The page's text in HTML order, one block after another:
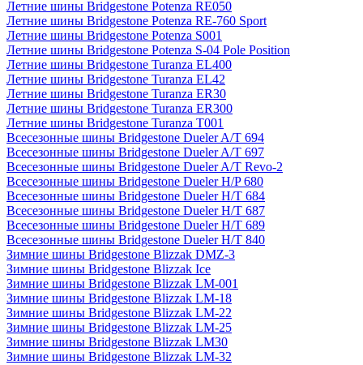
Летние шины Bridgestone Potenza RE050
Летние шины Bridgestone Potenza RE-760 Sport
Летние шины Bridgestone Potenza S001
Летние шины Bridgestone Potenza S-04 Pole Position
Летние шины Bridgestone Turanza EL400
Летние шины Bridgestone Turanza EL42
Летние шины Bridgestone Turanza ER30
Летние шины Bridgestone Turanza ER300
Летние шины Bridgestone Turanza T001
Всесезонные шины Bridgestone Dueler A/T 694
Всесезонные шины Bridgestone Dueler A/T 697
Всесезонные шины Bridgestone Dueler A/T Revo-2
Всесезонные шины Bridgestone Dueler H/P 680
Всесезонные шины Bridgestone Dueler H/T 684
Всесезонные шины Bridgestone Dueler H/T 687
Всесезонные шины Bridgestone Dueler H/T 689
Всесезонные шины Bridgestone Dueler H/T 840
Зимние шины Bridgestone Blizzak DMZ-3
Зимние шины Bridgestone Blizzak Ice
Зимние шины Bridgestone Blizzak LM-001
Зимние шины Bridgestone Blizzak LM-18
Зимние шины Bridgestone Blizzak LM-22
Зимние шины Bridgestone Blizzak LM-25
Зимние шины Bridgestone Blizzak LM30
Зимние шины Bridgestone Blizzak LM-32